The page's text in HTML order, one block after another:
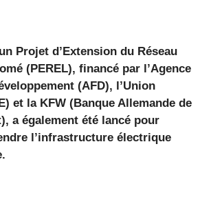
Projet d’Extension du Réseau
(PEREL), financé par l’Agence
(AFD), l’Union
et la KFW (Banque Allemande de
a également été lancé pour
l’infrastructure électrique